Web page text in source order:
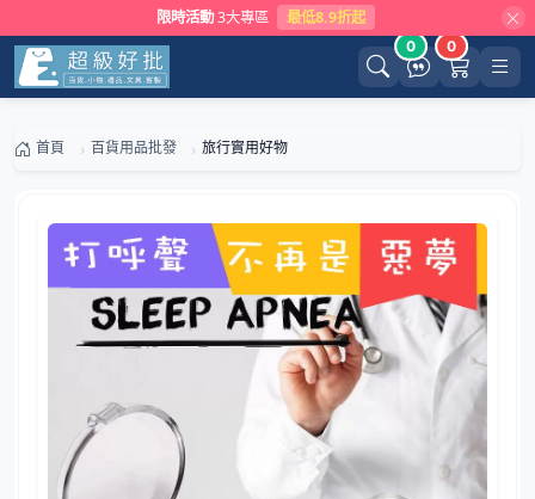
限時活動 3大專區 最低8.9折起
0 0
首頁 百貨用品批發 旅行實用好物